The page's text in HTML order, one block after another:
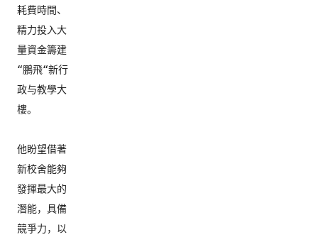
耗費時間、
精力投入大
量資金籌建
“鵬飛“新行
政与教學大
樓。
他盼望借著
新校舍能夠
發揮最大的
潛能，具備
競爭力， 以